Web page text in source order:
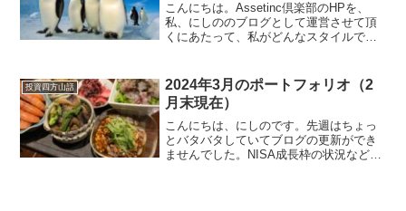
こんにちは。Assetinc倶楽部のHPを、
私、にしののブログとして運営させて頂
くにあたって、私がどんなスタイルで投
ご紹介させて頂きます。投資スタイル投
資スタイルとして...
投資四方山話
2024年3月のポートフォリオ（2
月末現在）
こんにちは、にしのです。先週はちょっ
とバタバタしていてブログの更新ができ
ませんでした。NISA成長枠の状況などは